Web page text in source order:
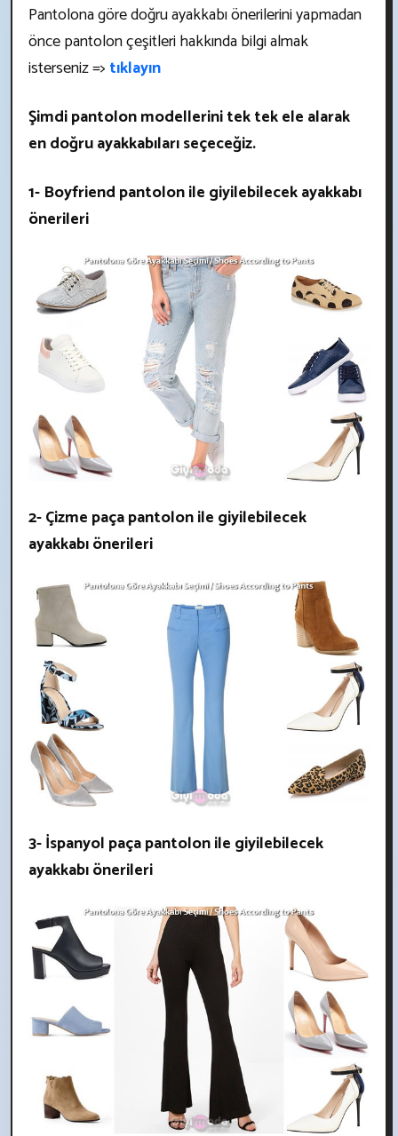
Pantolona göre doğru ayakkabı önerilerini yapmadan
önce pantolon çeşitleri hakkında bilgi almak
isterseniz => tıklayın
Şimdi pantolon modellerini tek tek ele alarak
en doğru ayakkabıları seçeceğiz.
1- Boyfriend pantolon ile giyilebilecek ayakkabı
önerileri
2- Çizme paça pantolon ile giyilebilecek
ayakkabı önerileri
3- İspanyol paça pantolon ile giyilebilecek
ayakkabı önerileri